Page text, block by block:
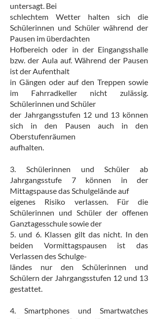
untersagt. Bei
schlechtem Wetter halten sich die
Schülerinnen und Schüler während der
Pausen im überdachten
Hofbereich oder in der Eingangsshalle
bzw. der Aula auf. Während der Pausen
ist der Aufenthalt
in Gängen oder auf den Treppen sowie
im Fahrradkeller nicht zulässig.
Schülerinnen und Schüler
der Jahrgangsstufen 12 und 13 können
sich in den Pausen auch in den
Oberstufenräumen
aufhalten.
3. Schülerinnen und Schüler ab
Jahrgangsstufe 7 können in der
Mittagspause das Schulgelände auf
eigenes Risiko verlassen. Für die
Schülerinnen und Schüler der offenen
Ganztagesschule sowie der
5. und 6. Klassen gilt das nicht. In den
beiden Vormittagspausen ist das
Verlassen des Schulge-
ländes nur den Schülerinnen und
Schülern der Jahrgangsstufen 12 und 13
gestattet.
4. Smartphones und Smartwatches